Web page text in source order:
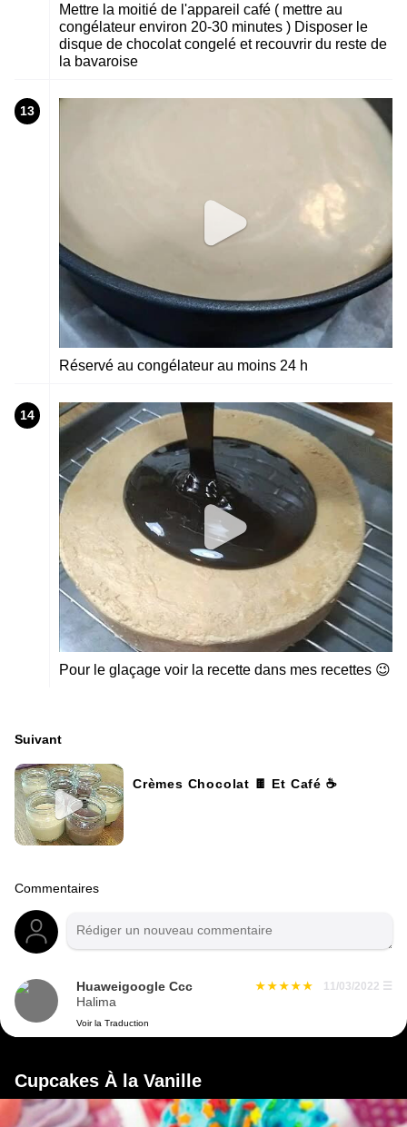
Mettre la moitié de l'appareil café ( mettre au
congélateur environ 20-30 minutes ) Disposer le
disque de chocolat congelé et recouvrir du reste de
la bavaroise
13
Réservé au congélateur au moins 24 h
14
Pour le glaçage voir la recette dans mes recettes 😉
Suivant
Crèmes Chocolat 🍫 Et Café ☕
Commentaires
Huaweigoogle Ccc 11/03/2022 ☰
Halima
Voir la Traduction
Cupcakes À la Vanille